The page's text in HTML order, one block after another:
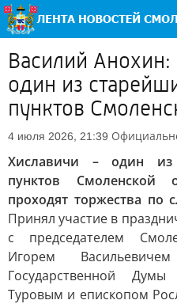
Василий Анохин:
один из
пунктов
4 июля 2026, 21:39
Хиславичи – один из
пунктов Смоленской
проходят торжества по
Принял участие в
с председателем
Игорем
Государственной
Туровым и епископом